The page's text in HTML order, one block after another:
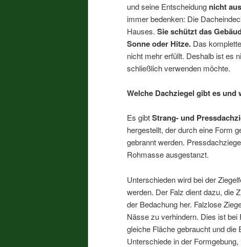
und seine Entscheidung nicht
immer bedenken: Die
Hauses. Sie schützt das
Sonne oder Hitze. Das
nicht mehr erfüllt. Deshalb ist es
schließlich verwenden möchte.
Welche Dachziegel gibt es
Es gibtStrang- und
hergestellt, der durch eine Form
gebrannt werden.
Rohmasse ausgestanzt.
Unterschieden wird bei der
werden. Der Falz dient dazu, die
der Bedachung her. Falzlose
Nässe zu verhindern. Dies ist bei
gleiche Fläche gebraucht und
Unterschiede in der